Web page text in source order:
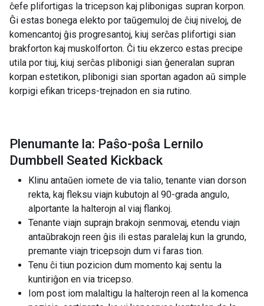
ĉefe plifortigas la tricepson kaj plibonigas supran korpon.
Ĝi estas bonega elekto por taŭgemuloj de ĉiuj niveloj, de
komencantoj ĝis progresantoj, kiuj serĉas plifortigi sian
brakforton kaj muskolforton. Ĉi tiu ekzerco estas precipe
utila por tiuj, kiuj serĉas plibonigi sian ĝeneralan supran
korpan estetikon, plibonigi sian sportan agadon aŭ simple
korpigi efikan triceps-trejnadon en sia rutino.
Plenumante la: Paŝo-poŝa Lernilo
Dumbbell Seated Kickback
Klinu antaŭen iomete de via talio, tenante vian dorson
rekta, kaj fleksu viajn kubutojn al 90-grada angulo,
alportante la halterojn al viaj flankoj.
Tenante viajn suprajn brakojn senmovaj, etendu viajn
antaŭbrakojn reen ĝis ili estas paralelaj kun la grundo,
premante viajn tricepsojn dum vi faras tion.
Tenu ĉi tiun pozicion dum momento kaj sentu la
kuntiriĝon en via tricepso.
Iom post iom malaltigu la halterojn reen al la komenca